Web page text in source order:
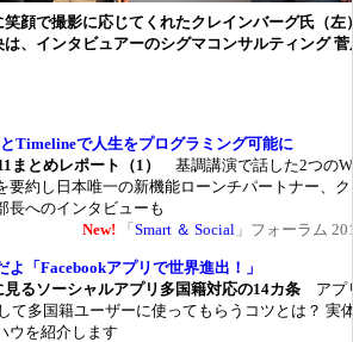
顔で撮影に応じてくれたクレインバーグ氏（左
、インタビュアーのシグマコンサルティング
Timelineで人生をプログラミング可能に
まとめレポート（1）
基調講演で話した2つの
要約し日本唯一の新機能ローンチパートナー、
長へのインタビューも
New! 「 Smart ＆ Social 」フォーラム
よ「Facebookアプリで世界進出！」
るソーシャルアプリ多国籍対応の14カ条 アプ
て多国籍ユーザーに使ってもらうコツとは？ 実
ウを紹介します